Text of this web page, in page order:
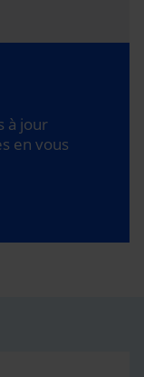
à jour
en vous